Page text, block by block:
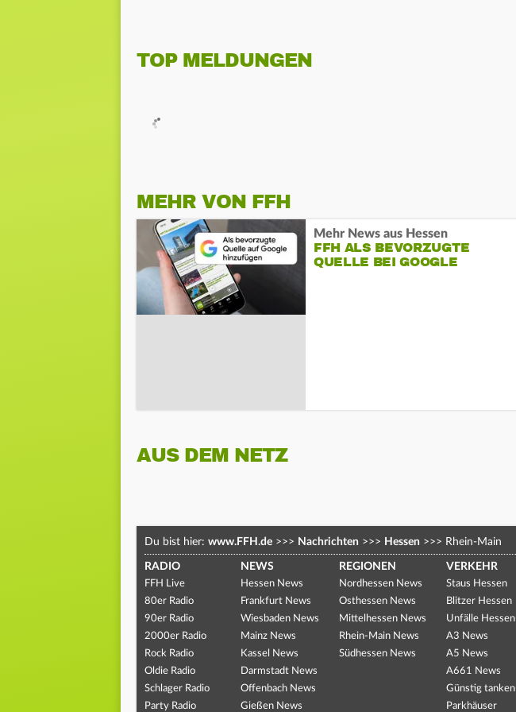
TOP MELDUNGEN
MEHR VON FFH
Mehr News aus Hessen
FFH ALS BEVORZUGTE
QUELLE BEI GOOGLE
AUS DEM NETZ
Du bist hier: www.FFH.de >>> Nachrichten >>> Hessen >>> Rhein-Main
RADIO
FFH Live
80er Radio
90er Radio
2000er Radio
Rock Radio
Oldie Radio
Schlager Radio
Party Radio
NEWS
Hessen News
Frankfurt News
Wiesbaden News
Mainz News
Kassel News
Darmstadt News
Offenbach News
Gießen News
REGIONEN
Nordhessen News
Osthessen News
Mittelhessen News
Rhein-Main News
Südhessen News
VERKEHR
Staus Hessen
Blitzer Hessen
Unfälle Hessen
A3 News
A5 News
A661 News
Günstig tanken
Parkhäuser